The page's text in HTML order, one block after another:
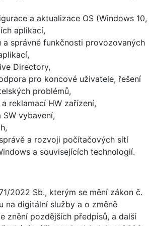
a aktualizace OS (Windows 10,
aplikací,
a správné funkčnosti provozovaných
Directory,
pro koncové uživatele, řešení
problémů,
reklamací HW zařízení,
SW vybavení,
a rozvoji počítačových sítí
a souvisejících technologií.
2022 Sb., kterým se mění zákon č.
na digitální služby a o změně
znění pozdějších předpisů, a další